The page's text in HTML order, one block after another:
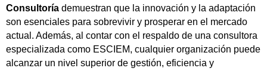
Consultoría demuestran que la innovación y la adaptación
son esenciales para sobrevivir y prosperar en el mercado
actual. Además, al contar con el respaldo de una consultora
especializada como ESCIEM, cualquier organización puede
alcanzar un nivel superior de gestión, eficiencia y